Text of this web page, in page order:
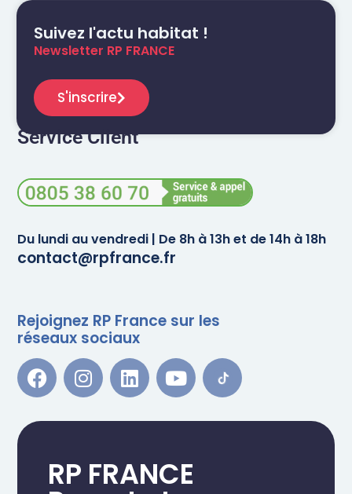
Suivez l'actu habitat !
Newsletter RP FRANCE
S'inscrire
Service Client
Du lundi au vendredi | De 8h à 13h et de 14h à 18h
contact@rpfrance.fr
Rejoignez RP France sur les
réseaux sociaux
RP FRANCE